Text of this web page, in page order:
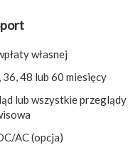
własnej
36, 48 lub 60 miesięcy
lub wszystkie
AC (opcja)